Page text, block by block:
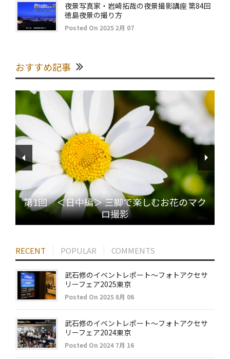
夜景写真家・岩崎拓哉の夜景撮影講座 第84回
徳島夜景の撮り方
Posted On 2025 2月 07
おすすめ記事
第1回 ＜日中編＞ 三脚で楽しむお花のマク
ロ撮影
RECENT POPULAR COMMENTS
武石修のイベントレポート～フォトアクセサ
リーフェア2025東京
Posted On 2025 8月 06
武石修のイベントレポート～フォトアクセサ
リーフェア2024東京
Posted On 2024 7月 16